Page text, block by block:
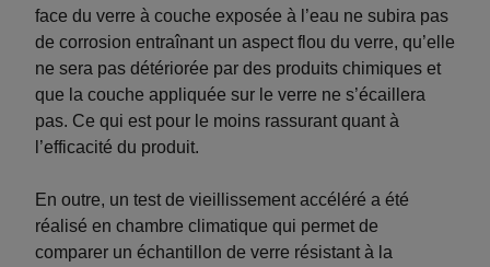
face du verre à couche exposée à l’eau ne subira pas
de corrosion entraînant un aspect flou du verre, qu’elle
ne sera pas détériorée par des produits chimiques et
que la couche appliquée sur le verre ne s’écaillera
pas. Ce qui est pour le moins rassurant quant à
l’efficacité du produit.
En outre, un test de vieillissement accéléré a été
réalisé en chambre climatique qui permet de
comparer un échantillon de verre résistant à la